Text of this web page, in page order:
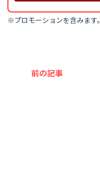
※プロモーションを含みます。
前の記事